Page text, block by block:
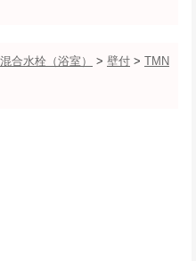
合水栓（浴室） > 壁付 > TMN